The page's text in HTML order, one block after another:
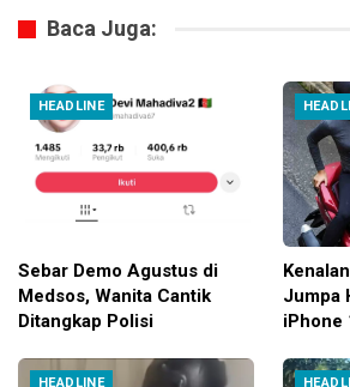
Baca Juga:
HEADLINE
Sebar Demo Agustus di
Medsos, Wanita Cantik
Ditangkap Polisi
Jumpa
iPhone
HEADLINE